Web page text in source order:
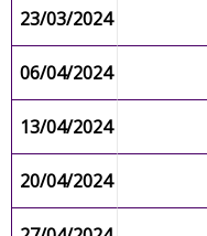
23/03/2024
06/04/2024
13/04/2024
20/04/2024